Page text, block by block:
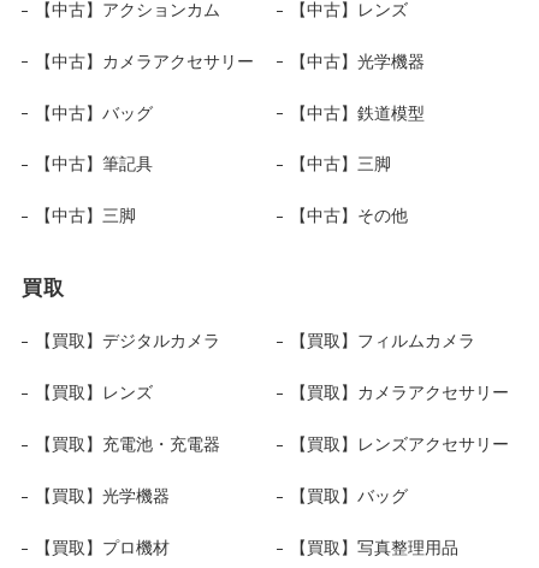
【中古】アクションカム 【中古】レンズ
【中古】カメラアクセサリー 【中古】光学機器
【中古】バッグ 【中古】鉄道模型
【中古】筆記具 【中古】三脚
【中古】三脚 【中古】その他
買取
【買取】デジタルカメラ 【買取】フィルムカメラ
【買取】レンズ 【買取】カメラアクセサリー
【買取】充電池・充電器 【買取】レンズアクセサリー
【買取】光学機器 【買取】バッグ
【買取】プロ機材 【買取】写真整理用品